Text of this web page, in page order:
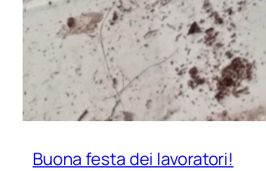
Buona festa dei lavoratori!